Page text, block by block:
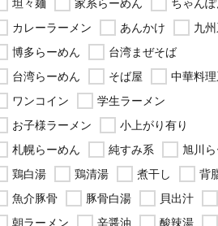
坦々麺
家系らーめん
ちゃん
カレーラーメン
あんかけ
九
博多らーめん
台湾まぜそば
台湾らーめん
そば屋
中華料理
ワンコイン
学生ラーメン
お子様ラーメン
小上がり有り
札幌らーめん
純すみ系
旭川
鶏白湯
鶏清湯 煮干し
背
魚介豚骨
豚骨白湯 貝出汁
朝ラーメン
辛醤油 酸辣湯